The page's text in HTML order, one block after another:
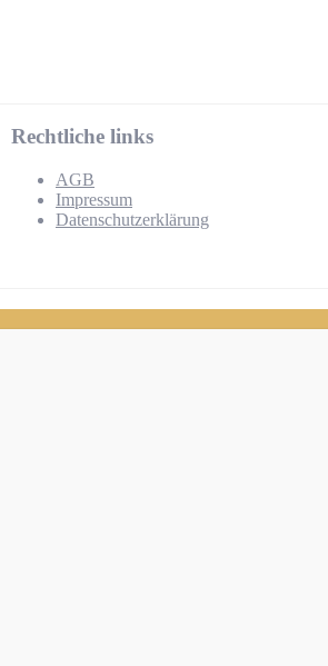
Rechtliche links
AGB
Impressum
Datenschutzerklärung